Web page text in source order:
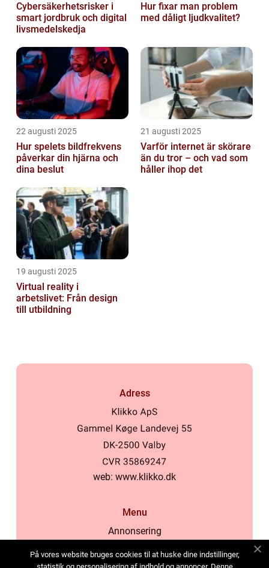
Cybersäkerhetsrisker i
smart jordbruk och digital
livsmedelskedja
Hur fixar man problem
med dåligt ljudkvalitet?
22 augusti 2025
Hur spelets bildfrekvens
påverkar din hjärna och
dina beslut
21 augusti 2025
Varför internet är skörare
än du tror – och vad som
håller ihop det
19 augusti 2025
Virtual reality i
arbetslivet: Från design
till utbildning
Adress
web: www.klikko.dk
Menu
Annonsering
Cookies
På vores website bruges cookies til at huske dine indstillinger,